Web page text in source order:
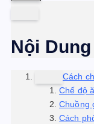
Nội
Cách
Chế độ
Chuồng
Cách